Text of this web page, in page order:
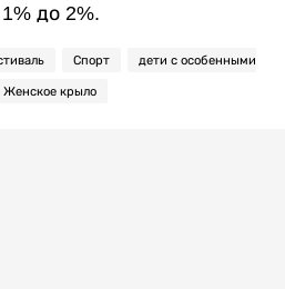
до 2%.
Спорт дети с особенными
Женское крыло